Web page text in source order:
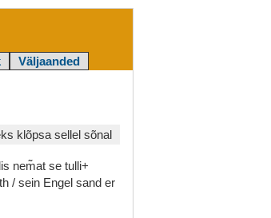
Väljaanded
klõpsa sellel sõnal
nem͂at se tulli+
/ sein Engel sand er